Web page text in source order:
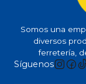
Somos una
diversos
ferretería,
Síguenos